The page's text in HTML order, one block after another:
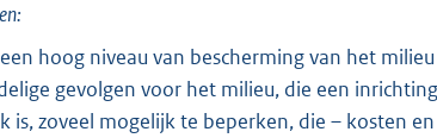
hoog niveau van bescherming van het
gevolgen voor het milieu, die een
is, zoveel mogelijk te beperken, die – kosten